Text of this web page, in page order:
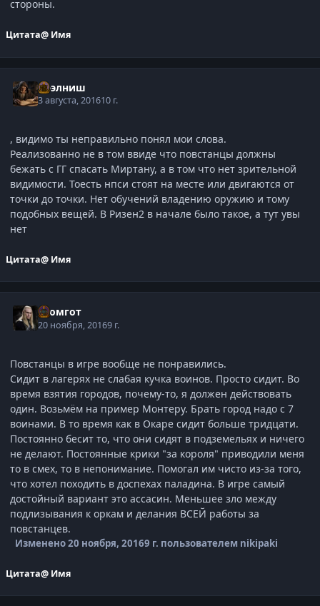
стороны.
Цитата@ Имя
Нээлниш
3 августа, 201610 г.
, видимо ты неправильно понял мои слова.
Реализованно не в том ввиде что повстанцы должны
бежать с ГГ спасать Миртану, а в том что нет зрительной
видимости. Тоесть нпси стоят на месте или двигаются от
точки до точки. Нет обучений владению оружию и тому
подобных вещей. В Ризен2 в начале было такое, а тут увы
нет
Цитата@ Имя
Громгот
20 ноября, 20169 г.
Повстанцы в игре вообще не понравились.
Сидит в лагерях не слабая кучка воинов. Просто сидит. Во
время взятия городов, почему-то, я должен действовать
один. Возьмём на пример Монтеру. Брать город надо с 7
воинами. В то время как в Окаре сидит больше тридцати.
Постоянно бесит то, что они сидят в подземельях и ничего
не делают. Постоянные крики "за короля" приводили меня
то в смех, то в непонимание. Помогал им чисто из-за того,
что хотел походить в доспехах паладина. В игре самый
достойный вариант это ассасин. Меньшее зло между
подлизывания к оркам и делания ВСЕЙ работы за
повстанцев.
Изменено20 ноября, 20169 г. пользователем nikipaki
Цитата@ Имя